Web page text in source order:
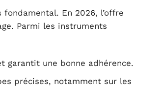
En 2026, l’offre
Parmi les instruments
garantit une bonne adhérence.
précises, notamment sur les